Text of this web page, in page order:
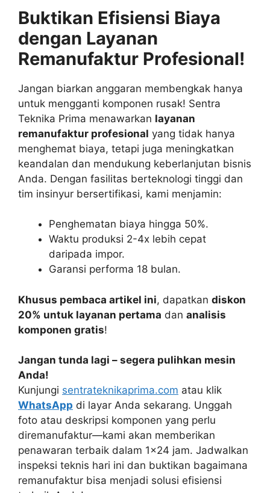
Buktikan Efisiensi Biaya
dengan Layanan
Remanufaktur Profesional!
Jangan biarkan anggaran membengkak hanya
untuk mengganti komponen rusak! Sentra
Teknika Prima menawarkan layanan
remanufaktur profesional yang tidak hanya
menghemat biaya, tetapi juga meningkatkan
keandalan dan mendukung keberlanjutan bisnis
Anda. Dengan fasilitas berteknologi tinggi dan
tim insinyur bersertifikasi, kami menjamin:
Penghematan biaya hingga 50%.
Waktu produksi 2-4x lebih cepat
daripada impor.
Garansi performa 18 bulan.
Khusus pembaca artikel ini, dapatkan diskon
20% untuk layanan pertama dan analisis
komponen gratis!
Jangan tunda lagi – segera pulihkan mesin
Anda!
Kunjungi sentrateknikaprima.com atau klik
WhatsApp di layar Anda sekarang. Unggah
foto atau deskripsi komponen yang perlu
diremanufaktur—kami akan memberikan
penawaran terbaik dalam 1×24 jam. Jadwalkan
inspeksi teknis hari ini dan buktikan bagaimana
remanufaktur bisa menjadi solusi efisiensi